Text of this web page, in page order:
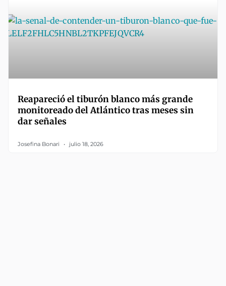
Reapareció el tiburón blanco más grande
monitoreado del Atlántico tras meses sin
dar señales
Josefina Bonari julio 18, 2026